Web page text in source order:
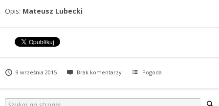
Opis: Mateusz Lubecki
9 września 2015 Brak komentarzy Pogoda